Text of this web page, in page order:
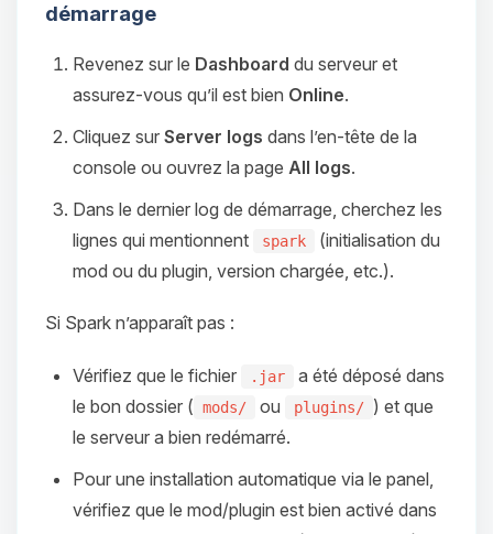
démarrage
Revenez sur le Dashboard du serveur et
assurez‑vous qu’il est bien Online.
Cliquez sur Server logs dans l’en‑tête de la
console ou ouvrez la page All logs.
Dans le dernier log de démarrage, cherchez les
lignes qui mentionnent
spark
(initialisation du
mod ou du plugin, version chargée, etc.).
Si Spark n’apparaît pas :
Vérifiez que le fichier .jar
a été déposé dans
le bon dossier ( mods/ ou plugins/ ) et que
le serveur a bien redémarré.
Pour une installation automatique via le panel,
vérifiez que le mod/plugin est bien activé dans
Youpi, enfin quelqu’un pour me